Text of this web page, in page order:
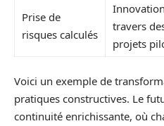
Prise de
risques calculés
travers
projets
Voici un exemple de
pratiques constructives. Le
continuité enrichissante, où